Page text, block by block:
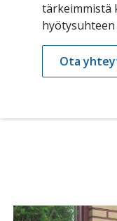
tärkeimmistä
hyötysuhteen
Ota